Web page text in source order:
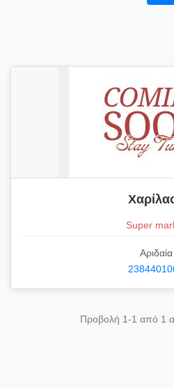
Super
Αριδαία
Προβολή 1-1 από 1